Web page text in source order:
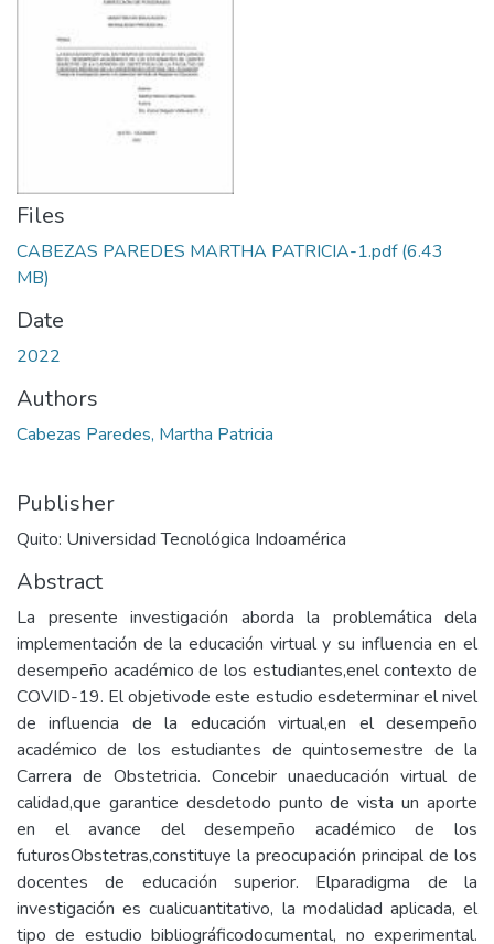
Files
CABEZAS PAREDES MARTHA PATRICIA-1.pdf(6.43
MB)
Date
2022
Authors
Cabezas Paredes, Martha Patricia
Publisher
Quito: Universidad Tecnológica Indoamérica
Abstract
La presente investigación aborda la problemática dela
implementación de la educación virtual y su influencia en el
desempeño académico de los estudiantes,enel contexto de
COVID-19. El objetivode este estudio esdeterminar el nivel
de influencia de la educación virtual,en el desempeño
académico de los estudiantes de quintosemestre de la
Carrera de Obstetricia. Concebir unaeducación virtual de
calidad,que garantice desdetodo punto de vista un aporte
en el avance del desempeño académico de los
futurosObstetras,constituye la preocupación principal de los
docentes de educación superior. Elparadigma de la
investigación es cualicuantitativo, la modalidad aplicada, el
tipo de estudio bibliográficodocumental, no experimental.